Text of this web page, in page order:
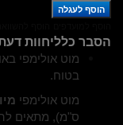
הסבר כלליחוות דעת
בטוח.
מוט אולימפי
ס"מ), מתאים